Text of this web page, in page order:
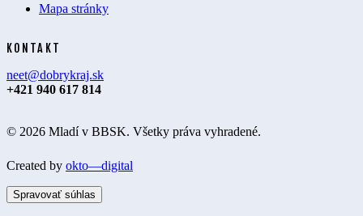
Mapa stránky
KONTAKT
neet@dobrykraj.sk
+421 940 617 814
© 2026 Mladí v BBSK. Všetky práva vyhradené.
Created by okto—digital
Spravovať súhlas